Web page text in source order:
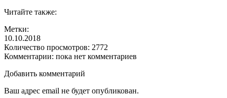
Читайте также:
Метки:
10.10.2018
Количество просмотров: 2772
Комментарии: пока нет комментариев
Добавить комментарий
Ваш адрес email не будет опубликован.